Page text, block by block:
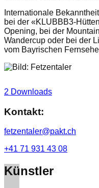
Internationale
bei der «KLUBBB3-
Opening, bei der
Wandercup oder bei der
vom Bayrischen
2 Downloads
Kontakt:
fetzentaler@pakt.ch
+41 71 931 43 08
Künstler